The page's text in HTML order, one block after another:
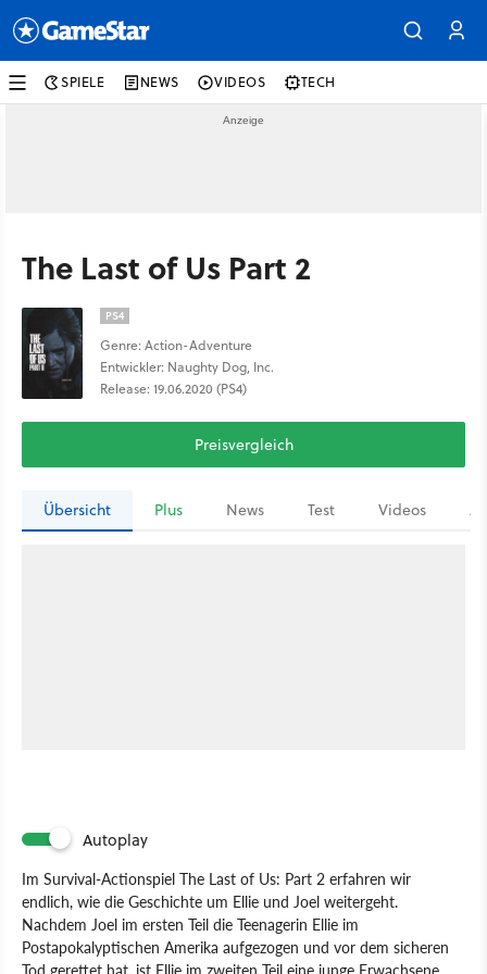
SPIELE NEWS VIDEOS TECH
The Last of Us Part 2
PS4
Genre: Action-Adventure
Entwickler: Naughty Dog, Inc.
Release: 19.06.2020 (PS4)
Preisvergleich
Übersicht Plus News Test Videos
Autoplay
Im Survival-Actionspiel The Last of Us: Part 2 erfahren wir
endlich, wie die Geschichte um Ellie und Joel weitergeht.
Nachdem Joel im ersten Teil die Teenagerin Ellie im
Postapokalyptischen Amerika aufgezogen und vor dem sicheren
Tod gerettet hat, ist Ellie im zweiten Teil eine junge Erwachsene,